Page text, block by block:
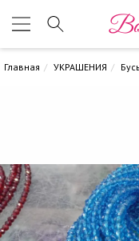
Главная УКРАШЕНИЯ